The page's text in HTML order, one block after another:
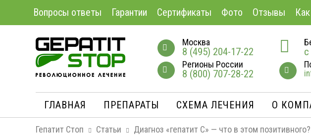
Вопросы ответы Гарантии Сертификаты Фото Отзывы
Москва
8 (495) 204-17-22
Регионы России
8 (800) 707-28-22
ГЛАВНАЯ ПРЕПАРАТЫ СХЕМА ЛЕЧЕНИЯ О
Гепатит Стоп Статьи Диагноз «гепатит С» — что в этом позитивного?